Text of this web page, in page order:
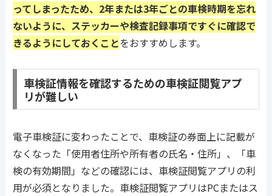
ってしまったため、2年または3年ごとの車検時期を忘れ
ないように、ステッカーや検査記録事項ですぐに確認で
きるようにしておくことをおすすめします。
車検証情報を確認するための車検証閲覧アプ
リが難しい
電子車検証に変わったことで、車検証の券面上に記載が
なくなった「使用者住所や所有者の氏名・住所」、「車
検の有効期間」などの確認には、車検証閲覧アプリの利
用が必須となりました。車検証閲覧アプリはPCまたはス